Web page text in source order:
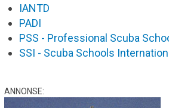
IANTD
PADI
PSS - Professional Scuba
SSI - Scuba Schools
ANNONSE: